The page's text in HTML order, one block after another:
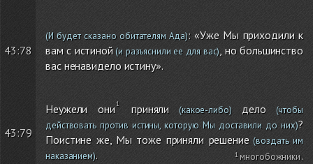
43:78
(И будет сказано обитателям Ада): «Уже Мы приходили к
вам с истиной(и разъяснили ее для вас), но большинство
вас ненавидело истину».
43:79
Неужели они приняли (какое-либо)дело(чтобы
действовать против истины, которую Мы доставили до них)?
Поистине же, Мы тоже приняли решение(воздать им
наказанием). многобожники.